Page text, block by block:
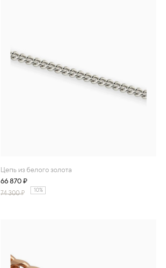
Цепь из белого золота
66 870 ₽
74 300₽ 10%